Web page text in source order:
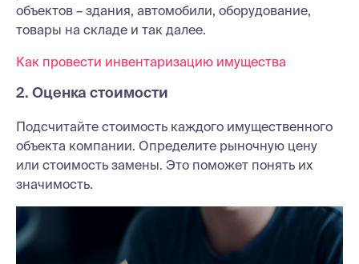
объектов – здания, автомобили, оборудование,
товары на складе и так далее.
Как провести инвентаризацию имущества
2. Оценка стоимости
Подсчитайте стоимость каждого имущественного
объекта компании. Определите рыночную цену
или стоимость замены. Это поможет понять их
значимость.